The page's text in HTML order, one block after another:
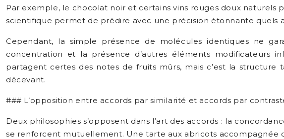
Par exemple, le chocolat noir et certains vins rouges doux
scientifique permet de prédire avec une précision étonnante quels
Cependant, la simple présence de molécules identiques ne
concentration et la présence d’autres éléments modificateurs
partagent certes des notes de fruits mûrs, mais c’est la
décevant.
### L’opposition entre accords par similarité et accords par
Deux philosophies s’opposent dans l’art des accords : la
se renforcent mutuellement. Une tarte aux abricots accompagnée